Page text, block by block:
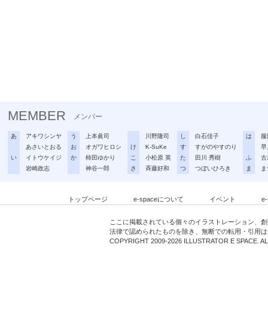
MEMBER メンバー
あ
アキワシンヤ
あさいとおる
い
イトウケイジ
岩崎政志
う
上本眞司
お
オガワヒロシ
か
柿田ゆかり
神谷一郎
川野隆司
け
K-SuKe
こ
小松原 英
さ
斉藤好和
し
白石佳子
す
すがのやすのり
た
田川 秀樹
つ
つぼいひろき
は
早
ふ
古
ま
トップページ e-spaceについて イベント
ここに掲載されている個々のイラストレーション、
法律で認められたものを除き、無断での転用・引用
COPYRIGHT 2009-2026 ILLUSTRATOR E SPACE.